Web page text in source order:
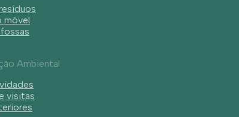
móvel
Ambiental
visitas